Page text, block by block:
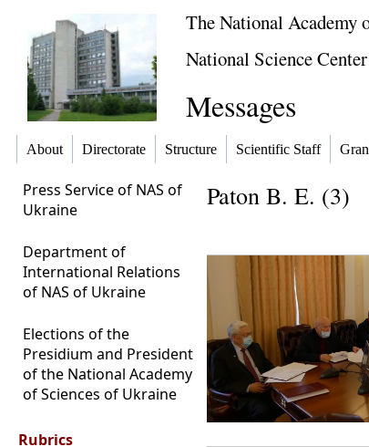
The National Academy
National Science
Messages
About Directorate Structure Scientific Staff
Press Service of NAS of
Ukraine
Department of
International Relations
of NAS of Ukraine
Elections of the
Presidium and President
of the National Academy
of Sciences of Ukraine
Rubrics
Paton B. E. (3)